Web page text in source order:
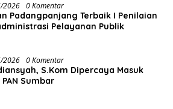
2026 0 Komentar
Padangpanjang Terbaik I Penilaian
Pelayanan Publik
2026 0 Komentar
S.Kom Dipercaya Masuk
PAN Sumbar